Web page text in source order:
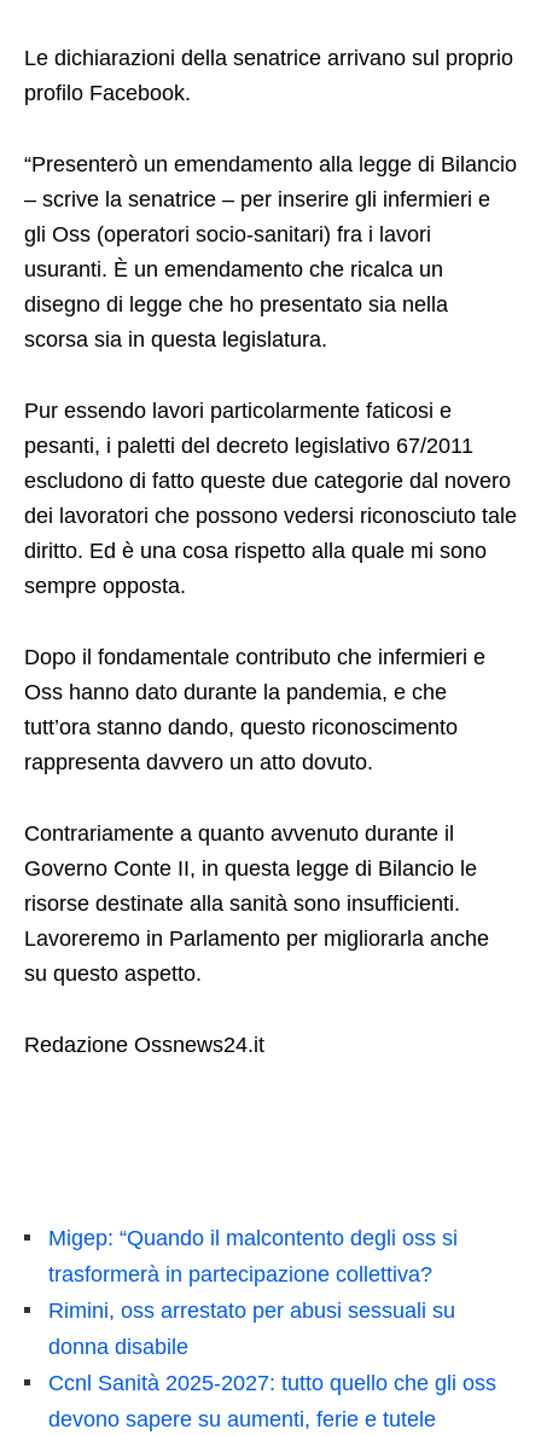
Le dichiarazioni della senatrice arrivano sul proprio
profilo Facebook.
“Presenterò un emendamento alla legge di Bilancio
– scrive la senatrice – per inserire gli infermieri e
gli Oss (operatori socio-sanitari) fra i lavori
usuranti. È un emendamento che ricalca un
disegno di legge che ho presentato sia nella
scorsa sia in questa legislatura.
Pur essendo lavori particolarmente faticosi e
pesanti, i paletti del decreto legislativo 67/2011
escludono di fatto queste due categorie dal novero
dei lavoratori che possono vedersi riconosciuto tale
diritto. Ed è una cosa rispetto alla quale mi sono
sempre opposta.
Dopo il fondamentale contributo che infermieri e
Oss hanno dato durante la pandemia, e che
tutt’ora stanno dando, questo riconoscimento
rappresenta davvero un atto dovuto.
Contrariamente a quanto avvenuto durante il
Governo Conte II, in questa legge di Bilancio le
risorse destinate alla sanità sono insufficienti.
Lavoreremo in Parlamento per migliorarla anche
su questo aspetto.
Redazione Ossnews24.it
Migep: “Quando il malcontento degli oss si
trasformerà in partecipazione collettiva?
Rimini, oss arrestato per abusi sessuali su
donna disabile
Ccnl Sanità 2025-2027: tutto quello che gli oss
devono sapere su aumenti, ferie e tutele